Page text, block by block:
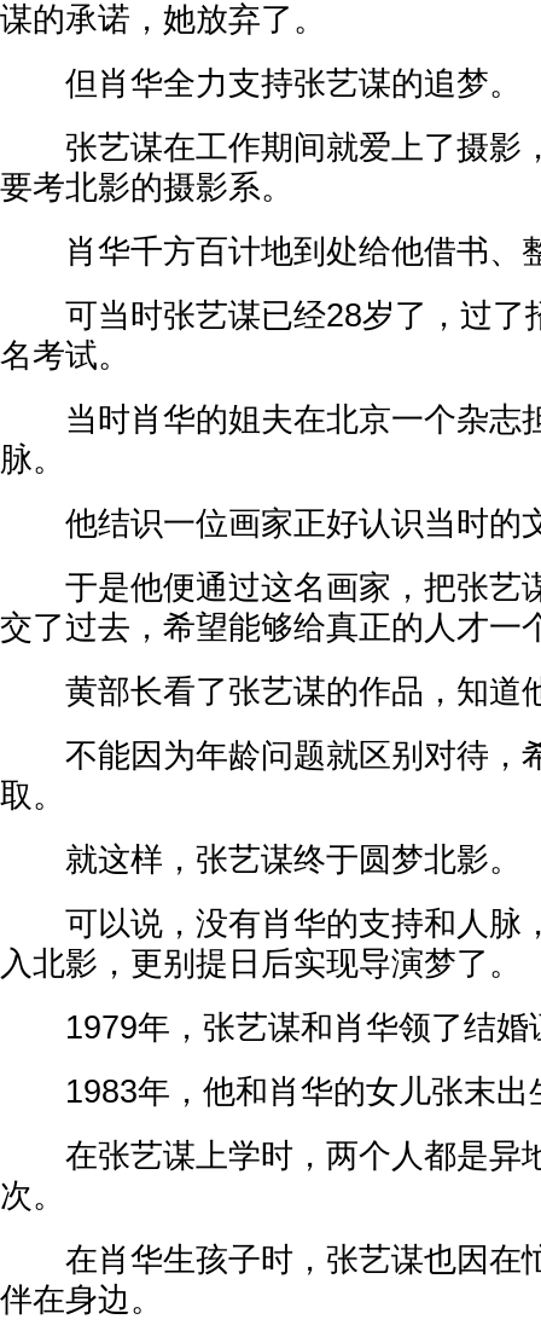
谋的承诺，她放弃了。
但肖华全力支持张艺谋的追梦。
张艺谋在工作期间就爱上了摄影
要考北影的摄影系。
肖华千方百计地到处给他借书、
可当时张艺谋已经28岁了，过了
名考试。
当时肖华的姐夫在北京一个杂志
脉。
他结识一位画家正好认识当时的
于是他便通过这名画家，把张艺
交了过去，希望能够给真正的人才一
黄部长看了张艺谋的作品，知道
不能因为年龄问题就区别对待，
取。
就这样，张艺谋终于圆梦北影。
可以说，没有肖华的支持和人脉
入北影，更别提日后实现导演梦了。
1979年，张艺谋和肖华领了结婚
1983年，他和肖华的女儿张末出
在张艺谋上学时，两个人都是异
次。
在肖华生孩子时，张艺谋也因在
伴在身边。